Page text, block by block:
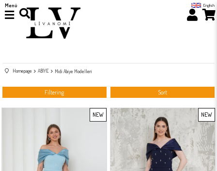
English
Menü
Homepage ABİYE Midi Abiye Modelleri
Filtering Sort
NEW
NEW
ITEM